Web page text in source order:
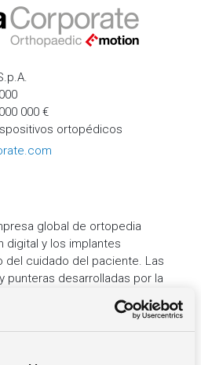
000 €
ortopédicos
global de ortopedia
digital y los implantes
del cuidado del paciente. Las
punteras desarrolladas por la
de los pacientes que se
articular. El principal